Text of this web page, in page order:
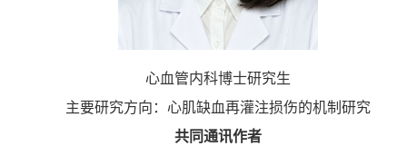
心血管内科博士研究生
主要研究方向：心肌缺血再灌注损伤的机制研究
共同通讯作者